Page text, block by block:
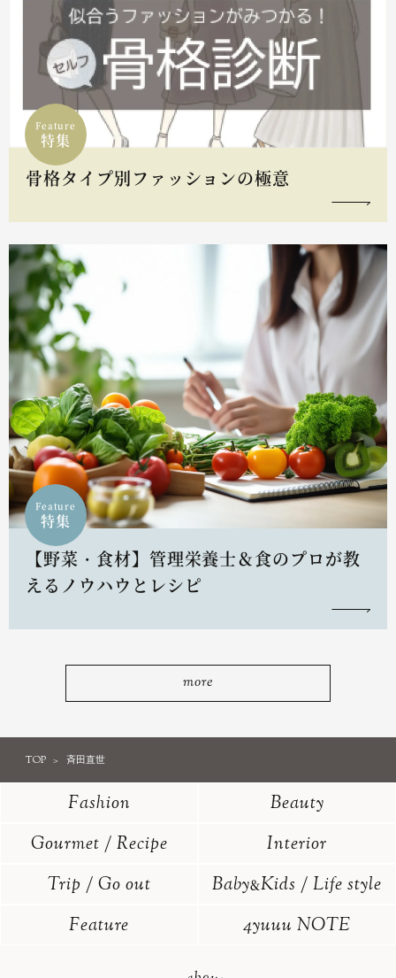
Feature
特集
骨格タイプ別ファッションの極意
Feature
特集
【野菜・食材】管理栄養士＆食のプロが教
えるノウハウとレシピ
more
TOP 斉田直世
Fashion
Beauty
Gourmet / Recipe
Interior
Trip / Go out
Baby&Kids / Life style
Feature
4yuuu NOTE